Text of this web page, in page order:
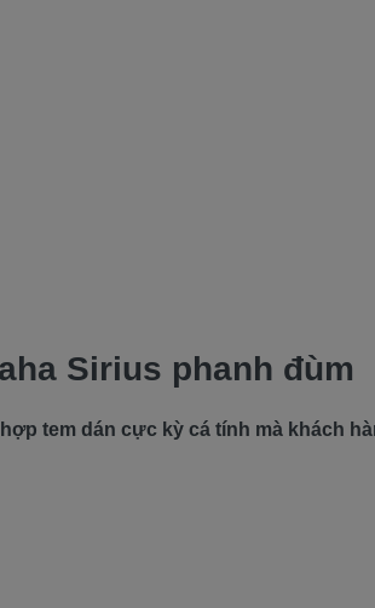
Sirius phanh đùm
tem dán cực kỳ cá tính mà khách